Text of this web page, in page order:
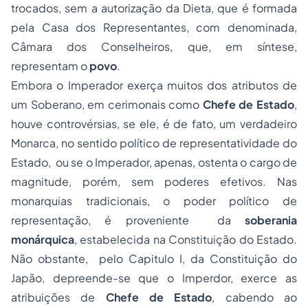
trocados, sem a autorização da Dieta, que é formada
pela Casa dos Representantes, com denominada,
Câmara dos Conselheiros, que, em síntese,
representam opovo.
Embora o Imperador exerça muitos dos atributos de
um Soberano, em cerimonais como Chefe de Estado,
houve controvérsias, se ele, é de fato, um verdadeiro
Monarca, no sentido político de representatividade do
Estado, ou se o Imperador, apenas, ostenta o cargo de
magnitude, porém, sem poderes efetivos. Nas
monarquias tradicionais, o poder político de
representação, é proveniente da soberania
monárquica, estabelecida na Constituição do Estado.
Não obstante, pelo Capitulo I, da Constituição do
Japão, depreende-se que o Imperdor, exerce as
atribuições de Chefe de Estado, cabendo ao